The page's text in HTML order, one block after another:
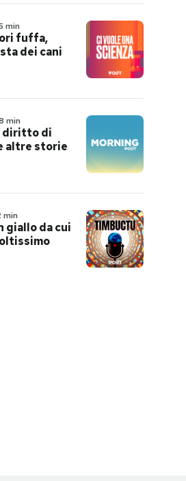
min
fuffa,
dei cani
min
diritto di
altre storie
min
giallo da cui